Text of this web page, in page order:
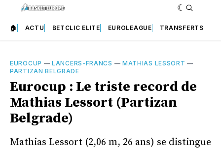
🏠 ACTU BETCLIC ELITE EUROLEAGUE TRANSFERTS
EUROCUP —LANCERS-FRANCS — MATHIAS LESSORT —
PARTIZAN BELGRADE
Eurocup : Le triste record de
Mathias Lessort (Partizan
Belgrade)
Mathias Lessort (2,06 m, 26 ans) se distingue